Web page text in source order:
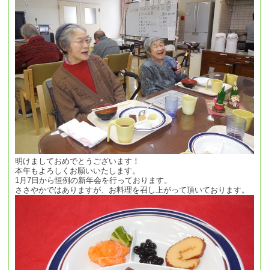
明けましておめでとうございます！
本年もよろしくお願いいたします。
1月7日から恒例の新年会を行っております。
ささやかではありますが、お料理を召し上がって頂いております。